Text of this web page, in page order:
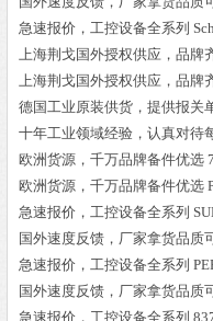
急速报价，工控设备全系列
上海荆戈国外授权供应，品牌
上海荆戈国外授权供应，品牌
德国工业原装供货，提供报关
十年工业领域经验，认真对待
欧洲货源，千万品牌备件优选
欧洲货源，千万品牌备件优选
急速报价，工控设备全系列
国外速度反馈，厂家拿货品质
急速报价，工控设备全系列
国外速度反馈，厂家拿货品质
急速报价，工控设备全系列